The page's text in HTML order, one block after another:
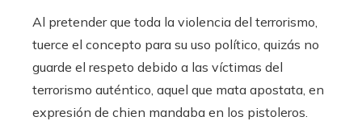
Al pretender que toda la violencia del terrorismo,
tuerce el concepto para su uso político, quizás no
guarde el respeto debido a las víctimas del
terrorismo auténtico, aquel que mata apostata, en
expresión de chien mandaba en los pistoleros.